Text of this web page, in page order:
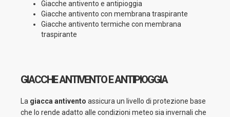
Giacche antivento e antipioggia
Giacche antivento con membrana traspirante
Giacche antivento termiche con membrana
traspirante
GIACCHE ANTIVENTO E ANTIPIOGGIA
La giacca antivento assicura un livello di protezione base
che lo rende adatto alle condizioni meteo sia invernali che